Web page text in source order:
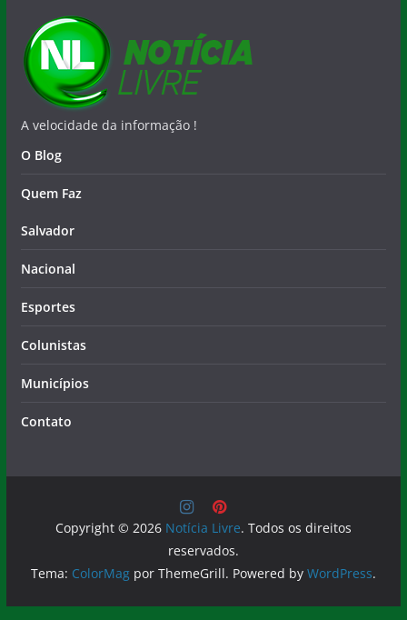
A velocidade da informação !
O Blog
Quem Faz
Salvador
Nacional
Esportes
Colunistas
Municípios
Contato
Copyright © 2026 Notícia Livre. Todos os direitos
reservados.
Tema: ColorMagpor ThemeGrill. Powered by WordPress.